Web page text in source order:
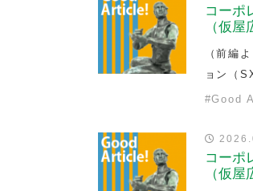
コーポ
（仮屋
（前編
ョン（
#Good
コーポ
（仮屋